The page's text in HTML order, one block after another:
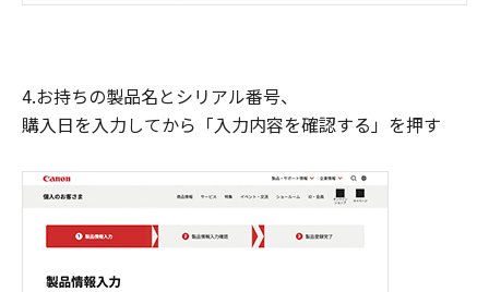
4.お持ちの製品名とシリアル番号、
購入日を入力してから「入力内容を確認する」を押す